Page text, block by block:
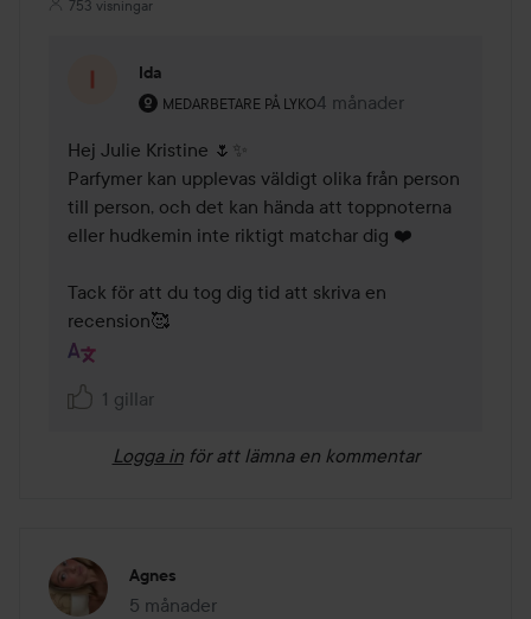
753 visningar
Ida
MEDARBETARE PÅ LYKO
Användarens roll: Medarbetare på Lyko.
4 månader
Kommentaren lades 4
Hej Julie Kristine 🌷✨
Parfymer kan upplevas väldigt olika från person
till person, och det kan hända att toppnoterna
eller hudkemin inte riktigt matchar dig ❤️
Tack för att du tog dig tid att skriva en
recension🥰
1 gillar
Logga in för att lämna en kommentar
Agnes
5 månader
Inlägget skapades 5 månader